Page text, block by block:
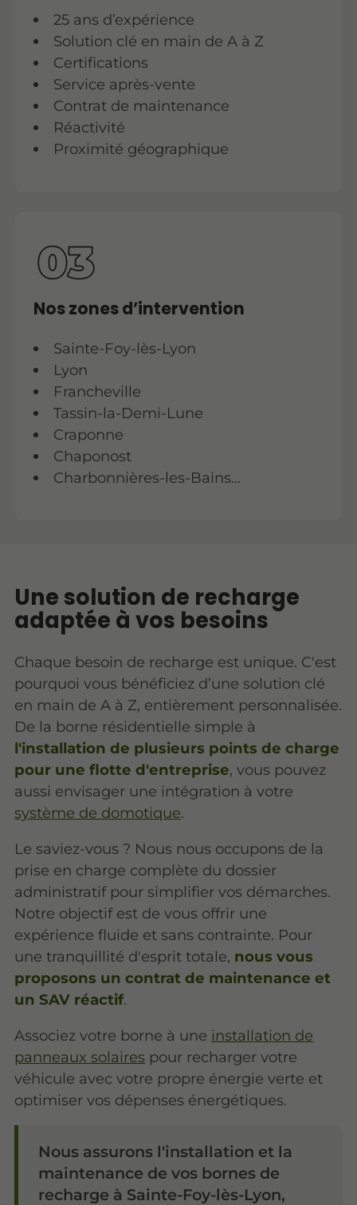
25 ans d’expérience
Solution clé en main de A à Z
Certifications
Service après-vente
Contrat de maintenance
Réactivité
Proximité géographique
Nos zones d’intervention
Sainte-Foy-lès-Lyon
Lyon
Francheville
Tassin-la-Demi-Lune
Craponne
Chaponost
Charbonnières-les-Bains...
Une solution de recharge
adaptée à vos besoins
Chaque besoin de recharge est unique. C'est
pourquoi vous bénéficiez d’une solution clé
en main de A à Z, entièrement personnalisée.
De la borne résidentielle simple à
l'installation de plusieurs points de charge
pour une flotte d'entreprise, vous pouvez
aussi envisager une intégration à votre
système de domotique.
Le saviez-vous ? Nous nous occupons de la
prise en charge complète du dossier
administratif pour simplifier vos démarches.
Notre objectif est de vous offrir une
expérience fluide et sans contrainte. Pour
une tranquillité d'esprit totale, nous vous
proposons un contrat de maintenance et
un SAV réactif.
Associez votre borne à une installation de
panneaux solaires pour recharger votre
véhicule avec votre propre énergie verte et
optimiser vos dépenses énergétiques.
Nous assurons l'installation et la
maintenance de vos bornes de
recharge à Sainte-Foy-lès-Lyon,